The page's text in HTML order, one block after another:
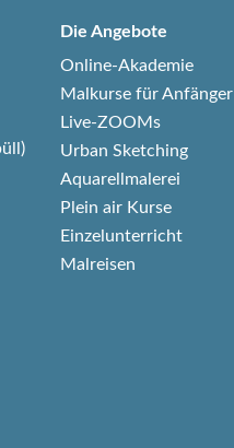
Die Angebote
Online-Akademie
Malkurse für Anfänger
Live-ZOOMs
Urban Sketching
Aquarellmalerei
Plein air Kurse
Einzelunterricht
Malreisen